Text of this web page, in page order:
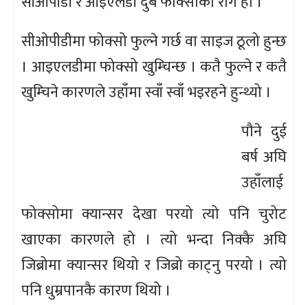
सीओपीडीमा फोक्सो फुल्ने गर्छ वा साइज ठूलो हुन्छ
। आइएलडीमा फोक्सो खुम्चिन्छ । कतै फुल्ने र कतै
खुम्चिने कारणले उहाँमा स्वाँ स्वाँ भइरहने हुन्थ्यो ।
पौने दुई
बर्ष अघि
उहाँलाई
फोक्सोमा क्यान्सर देखा परयो त्यो पनि चुरोट
खाएका कारणले हो । त्यो भन्दा निक्कै अघि
जिब्रोमा क्यान्सर थियो र जिब्रो काट्नु परयो । त्यो
पनि धुम्रपानकै कारण थियो ।